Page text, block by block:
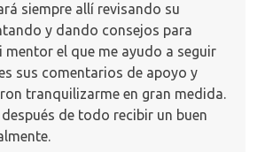
siempre allí revisando su
y dando consejos para
mentor el que me ayudo a seguir
sus comentarios de apoyo y
tranquilizarme en gran medida.
de todo recibir un buen